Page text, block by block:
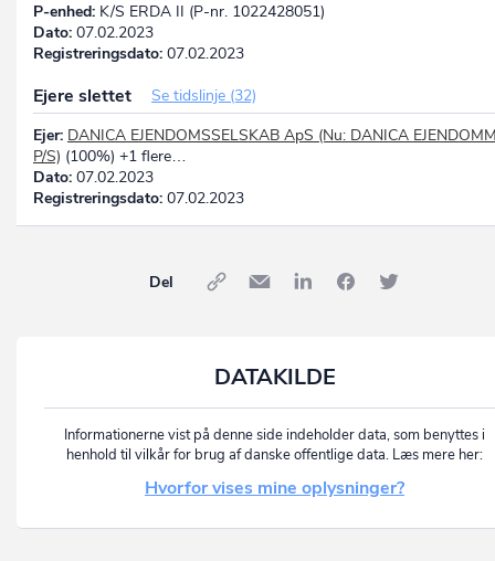
P-enhed: K/S ERDA II (P-nr. 1022428051)
Dato: 07.02.2023
Registreringsdato: 07.02.2023
Ejere slettet
Se tidslinje (32)
Ejer: DANICA EJENDOMSSELSKAB ApS (Nu: DANICA
P/S) (100%) +1 flere…
Dato: 07.02.2023
Registreringsdato: 07.02.2023
Del
DATAKILDE
Informationerne vist på denne side indeholder data, som benyttes i
henhold til vilkår for brug af danske offentlige data. Læs mere her:
Hvorfor vises mine oplysninger?